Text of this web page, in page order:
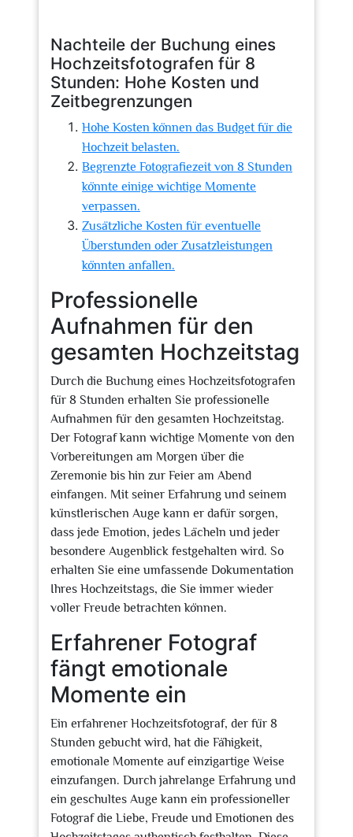
Nachteile der Buchung eines
Hochzeitsfotografen für 8
Stunden: Hohe Kosten und
Zeitbegrenzungen
Hohe Kosten können das Budget für die
Hochzeit belasten.
Begrenzte Fotografiezeit von 8 Stunden
könnte einige wichtige Momente
verpassen.
Zusätzliche Kosten für eventuelle
Überstunden oder Zusatzleistungen
könnten anfallen.
Professionelle
Aufnahmen für den
gesamten Hochzeitstag
Durch die Buchung eines Hochzeitsfotografen
für 8 Stunden erhalten Sie professionelle
Aufnahmen für den gesamten Hochzeitstag.
Der Fotograf kann wichtige Momente von den
Vorbereitungen am Morgen über die
Zeremonie bis hin zur Feier am Abend
einfangen. Mit seiner Erfahrung und seinem
künstlerischen Auge kann er dafür sorgen,
dass jede Emotion, jedes Lächeln und jeder
besondere Augenblick festgehalten wird. So
erhalten Sie eine umfassende Dokumentation
Ihres Hochzeitstags, die Sie immer wieder
voller Freude betrachten können.
Erfahrener Fotograf
fängt emotionale
Momente ein
Ein erfahrener Hochzeitsfotograf, der für 8
Stunden gebucht wird, hat die Fähigkeit,
emotionale Momente auf einzigartige Weise
einzufangen. Durch jahrelange Erfahrung und
ein geschultes Auge kann ein professioneller
Fotograf die Liebe, Freude und Emotionen des